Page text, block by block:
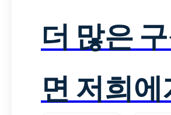
더 많은
면 저희